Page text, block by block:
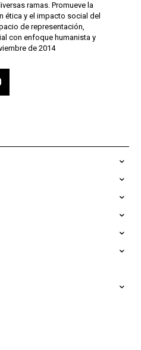
ramas. Promueve la
ética y el impacto social del
de representación,
con enfoque humanista y
de 2014